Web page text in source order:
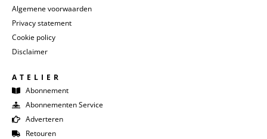
Algemene voorwaarden
Privacy statement
Cookie policy
Disclaimer
ATELIER
Abonnement
Abonnementen Service
Adverteren
Retouren